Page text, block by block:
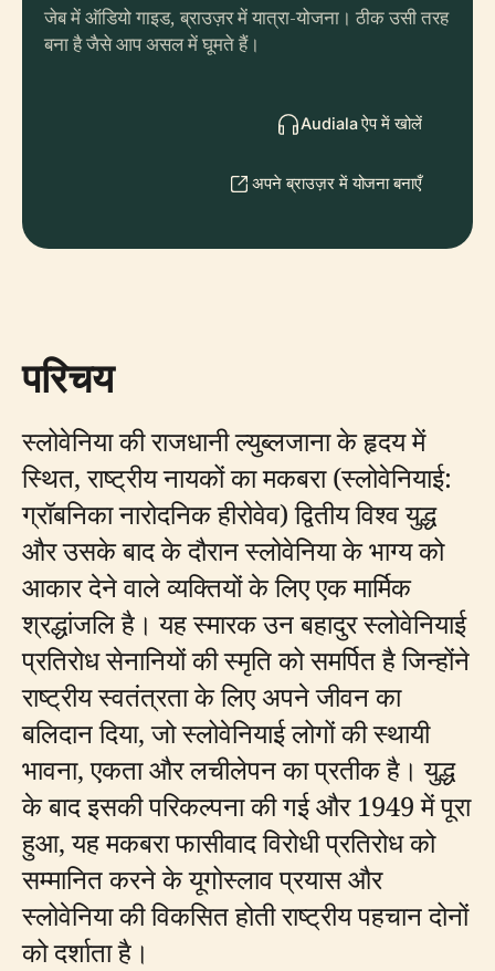
जेब में ऑडियो गाइड, ब्राउज़र में यात्रा-योजना। ठीक उसी तरह
बना है जैसे आप असल में घूमते हैं।
Audiala ऐप में खोलें
अपने ब्राउज़र में योजना बनाएँ
परिचय
स्लोवेनिया की राजधानी ल्युब्लजाना के हृदय में
स्थित, राष्ट्रीय नायकों का मकबरा (स्लोवेनियाई:
ग्रॉबनिका नारोदनिक हीरोवेव) द्वितीय विश्व युद्ध
और उसके बाद के दौरान स्लोवेनिया के भाग्य को
आकार देने वाले व्यक्तियों के लिए एक मार्मिक
श्रद्धांजलि है। यह स्मारक उन बहादुर स्लोवेनियाई
प्रतिरोध सेनानियों की स्मृति को समर्पित है जिन्होंने
राष्ट्रीय स्वतंत्रता के लिए अपने जीवन का
बलिदान दिया, जो स्लोवेनियाई लोगों की स्थायी
भावना, एकता और लचीलेपन का प्रतीक है। युद्ध
के बाद इसकी परिकल्पना की गई और 1949 में पूरा
हुआ, यह मकबरा फासीवाद विरोधी प्रतिरोध को
सम्मानित करने के यूगोस्लाव प्रयास और
स्लोवेनिया की विकसित होती राष्ट्रीय पहचान दोनों
को दर्शाता है।